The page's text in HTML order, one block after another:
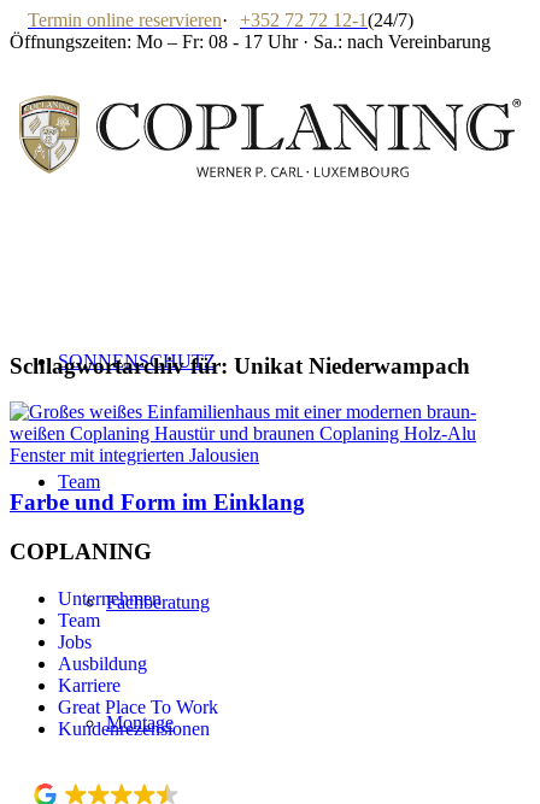
Termin online reservieren· +352 72 72 12-1(24/7)
Öffnungszeiten: Mo – Fr: 08 - 17 Uhr · Sa.: nach Vereinbarung
SONNENSCHUTZ
Team
Fachberatung
Montage
Schlagwortarchiv für: Unikat Niederwampach
Farbe und Form im Einklang
COPLANING
Unternehmen
Team
Jobs
Ausbildung
Karriere
Great Place To Work
Kundenrezensionen